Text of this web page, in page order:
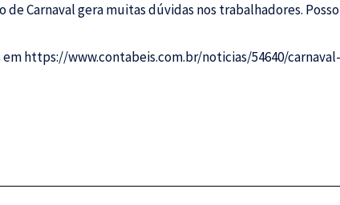
de Carnaval gera muitas dúvidas nos trabalhadores.
emhttps://www.contabeis.com.br/noticias/54640/